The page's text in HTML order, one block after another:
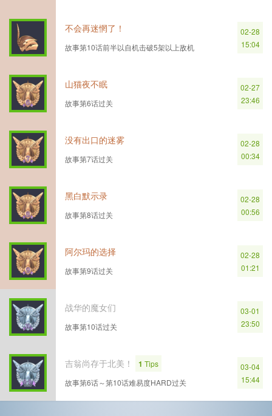
不会再迷惘了！
故事第10话前半以自机击破5架以上敌机
02-28
15:04
山猫夜不眠
故事第6话过关
02-27
23:46
没有出口的迷雾
故事第7话过关
02-28
00:34
黑白默示录
故事第8话过关
02-28
00:56
阿尔玛的选择
故事第9话过关
02-28
01:21
战华的魔女们
故事第10话过关
03-01
23:50
吉翁尚存于北美！ 1 Tips
故事第6话～第10话难易度HARD过关
03-04
15:44